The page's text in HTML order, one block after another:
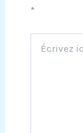
*
ici…